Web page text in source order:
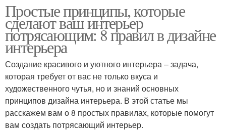
Простые принципы, которые
сделают ваш интерьер
потрясающим: 8 правил в дизайне
интерьера
Создание красивого и уютного интерьера – задача,
которая требует от вас не только вкуса и
художественного чутья, но и знаний основных
принципов дизайна интерьера. В этой статье мы
расскажем вам о 8 простых правилах, которые помогут
вам создать потрясающий интерьер.